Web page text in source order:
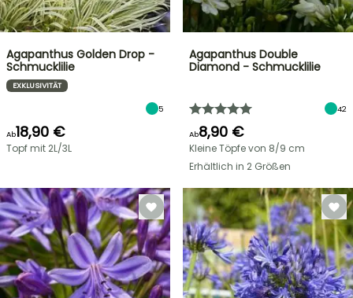
Agapanthus Golden Drop -
Schmucklilie
EXKLUSIVITÄT
5
Ab18,90 €
Topf mit 2L/3L
Agapanthus Double
Diamond - Schmucklilie
42
Ab8,90 €
Kleine Töpfe von 8/9 cm
Erhältlich in 2 Größen